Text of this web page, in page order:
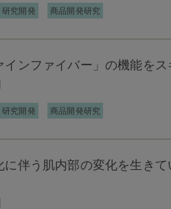
研究開発 商品開発研究
インファイバー」の機能を
研究開発 商品開発研究
に伴う肌内部の変化を生き